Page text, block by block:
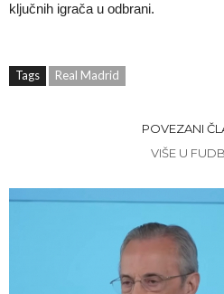
ključnih igrača u odbrani.
Tags Real Madrid
POVEZANI
VIŠE U